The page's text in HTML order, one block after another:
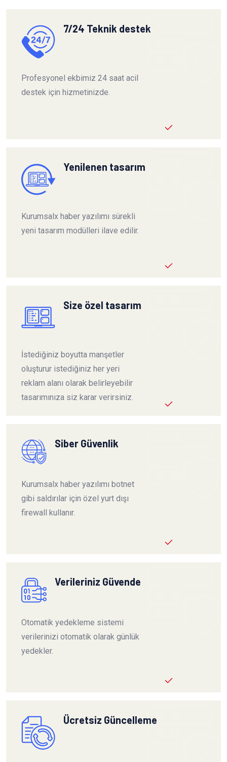
7/24 Teknik destek
Profesyonel ekbimiz 24 saat acil
destek için hizmetinizde.
Yenilenen tasarım
Kurumsalx haber yazılımı sürekli
yeni tasarım modülleri ilave edilir.
Size özel tasarım
İstediğiniz boyutta manşetler
oluşturur istediğiniz her yeri
reklam alanı olarak belirleyebilir
tasarımınıza siz karar verirsiniz.
Siber Güvenlik
Kurumsalx haber yazılımı botnet
gibi saldırılar için özel yurt dışı
firewall kullanır.
Verileriniz Güvende
Otomatik yedekleme sistemi
verilerinizi otomatik olarak günlük
yedekler.
Ücretsiz Güncelleme